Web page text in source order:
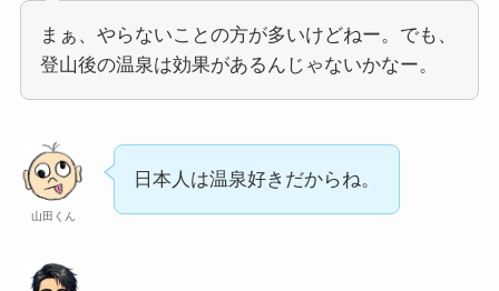
まぁ、やらないことの方が多いけどねー。でも、
登山後の温泉は効果があるんじゃないかなー。
山田くん
日本人は温泉好きだからね。